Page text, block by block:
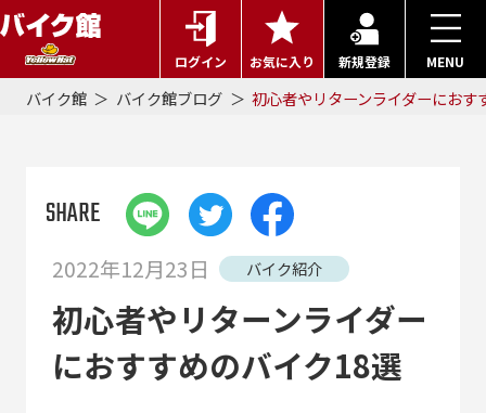
ログイン お気に入り 新規登録 MENU
バイク館 バイク館ブログ 初心者やリターンライダーにおす
SHARE
2022年12月23日 バイク紹介
初心者やリターンライダー
におすすめのバイク18選